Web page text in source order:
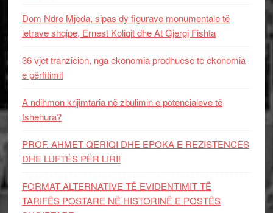
Dom Ndre Mjeda, sipas dy figurave monumentale të
letrave shqipe, Ernest Koliqit dhe At Gjergj Fishta
36 vjet tranzicion, nga ekonomia prodhuese te ekonomia
e përfitimit
A ndihmon krijimtaria në zbulimin e potencialeve të
fshehura?
PROF. AHMET QERIQI DHE EPOKA E REZISTENCЁS
DHE LUFTЁS PЁR LIRI!
FORMAT ALTERNATIVE TË EVIDENTIMIT TË
TARIFËS POSTARE NË HISTORINË E POSTËS